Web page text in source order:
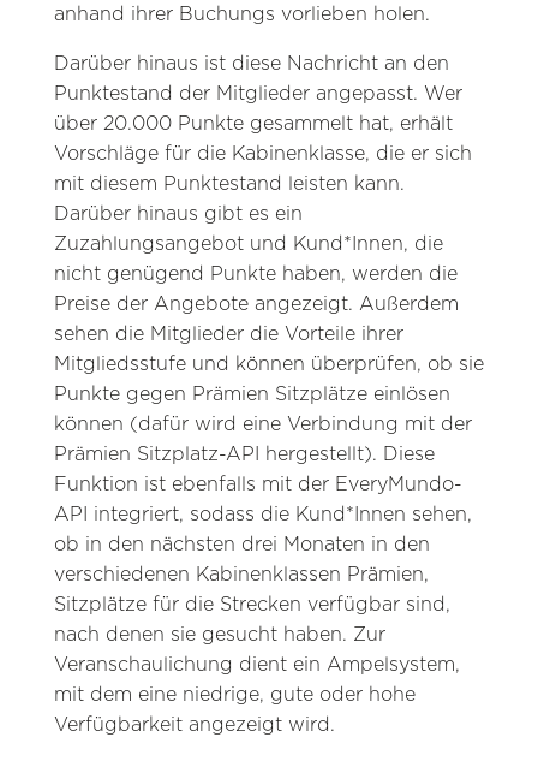
anhand ihrer Buchungs vorlieben holen.
Darüber hinaus ist diese Nachricht an den
Punktestand der Mitglieder angepasst. Wer
über 20.000 Punkte gesammelt hat, erhält
Vorschläge für die Kabinenklasse, die er sich
mit diesem Punktestand leisten kann.
Darüber hinaus gibt es ein
Zuzahlungsangebot und Kund*Innen, die
nicht genügend Punkte haben, werden die
Preise der Angebote angezeigt. Außerdem
sehen die Mitglieder die Vorteile ihrer
Mitgliedsstufe und können überprüfen, ob sie
Punkte gegen Prämien Sitzplätze einlösen
können (dafür wird eine Verbindung mit der
Prämien Sitzplatz-API hergestellt). Diese
Funktion ist ebenfalls mit der EveryMundo-
API integriert, sodass die Kund*Innen sehen,
ob in den nächsten drei Monaten in den
verschiedenen Kabinenklassen Prämien,
Sitzplätze für die Strecken verfügbar sind,
nach denen sie gesucht haben. Zur
Veranschaulichung dient ein Ampelsystem,
mit dem eine niedrige, gute oder hohe
Verfügbarkeit angezeigt wird.